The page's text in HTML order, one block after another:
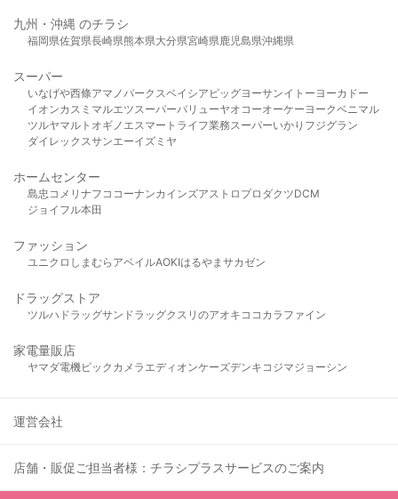
九州・沖縄 のチラシ
福岡県佐賀県長崎県熊本県大分県宮崎県鹿児島県沖縄県
スーパー
いなげや西條アマノパークスベイシア ビッグヨーサンイトーヨーカドー
イオンカスミ マルエツスーパーバリューヤオコーオーケー ヨークベニマル
ツルヤマルト オギノ エスマート ライフ業務スーパーいかり フジグラン
ダイレックスサンエーイズミヤ
ホームセンター
島忠 コメリ ナフコ コーナンカインズアストロプロダクツDCM
ジョイフル本田
ファッション
ユニクロ しまむら アベイルAOKIはるやま サカゼン
ドラッグストア
ツルハドラッグサンドラッグクスリのアオキ ココカラファイン
家電量販店
ヤマダ電機ビックカメラ エディオンケーズデンキ コジマジョーシン
運営会社
店舗・販促ご担当者様：チラシプラスサービスのご案内